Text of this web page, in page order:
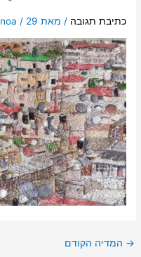
כתיבת תגובה / מאת noa / 29 במאי 2022
→ המדיה הקודם